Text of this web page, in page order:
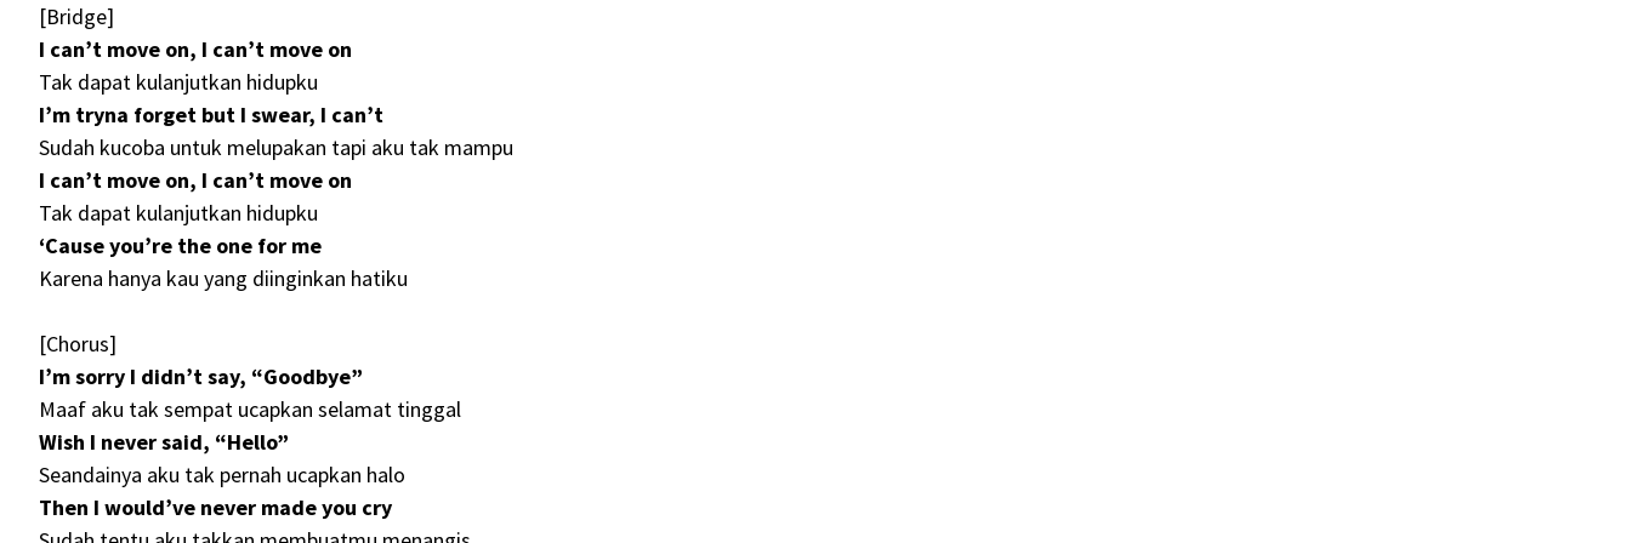
[Bridge]
I can’t move on, I can’t move on
Tak dapat kulanjutkan hidupku
I’m tryna forget but I swear, I can’t
Sudah kucoba untuk melupakan tapi aku tak mampu
I can’t move on, I can’t move on
Tak dapat kulanjutkan hidupku
‘Cause you’re the one for me
Karena hanya kau yang diinginkan hatiku
[Chorus]
I’m sorry I didn’t say, “Goodbye”
Maaf aku tak sempat ucapkan selamat tinggal
Wish I never said, “Hello”
Seandainya aku tak pernah ucapkan halo
Then I would’ve never made you cry